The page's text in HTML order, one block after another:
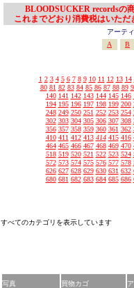
BLOODSUCKER recordsの
これまでどおり消費税はいただ
アーテ
A
B
1 2 3 4 5 6 7 8 9 10 11 12 13 14
80 81 82 83 84 85 86 87 88 89
140 141 142 143 144 145 146
194 195 196 197 198 199 200
248 249 250 251 252 253 254
302 303 304 305 306 307 308
356 357 358 359 360 361 362
410 411 412 413 414 415 416
464 465 466 467 468 469 470
518 519 520 521 522 523 524
572 573 574 575 576 577 578
626 627 628 629 630 631 632
680 681 682 683 684 685 686
すべてのカテゴリを表示しています
写真 買物カゴ